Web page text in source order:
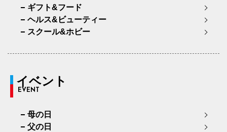
ギフト&フード
ヘルス&ビューティー
スクール&ホビー
イベント
EVENT
母の日
父の日